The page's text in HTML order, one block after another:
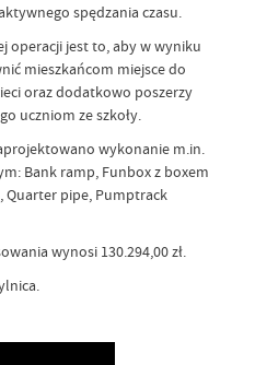
spędzania czasu.
operacji jest to, aby w wyniku
mieszkańcom miejsce do
oraz dodatkowo poszerzy
uczniom ze szkoły.
wykonanie m.in.
Bank ramp, Funbox z boxem
Quarter pipe, Pumptrack
wynosi 130.294,00 zł.